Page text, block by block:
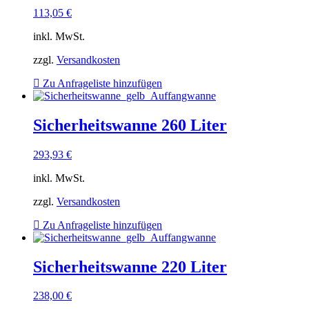
113,05 €
inkl. MwSt.
zzgl. Versandkosten
Zu Anfrageliste hinzufügen
Sicherheitswanne 260 Liter
293,93 €
inkl. MwSt.
zzgl. Versandkosten
Zu Anfrageliste hinzufügen
Sicherheitswanne 220 Liter
238,00 €